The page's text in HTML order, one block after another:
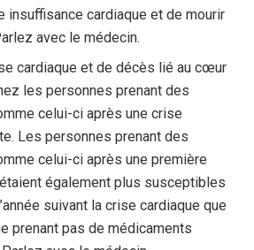
insuffisance cardiaque et de mourir
avec le médecin.
cardiaque et de décès lié au cœur
les personnes prenant des
celui-ci après une crise
Les personnes prenant des
celui-ci après une première
également plus susceptibles
suivant la crise cardiaque que
prenant pas de médicaments